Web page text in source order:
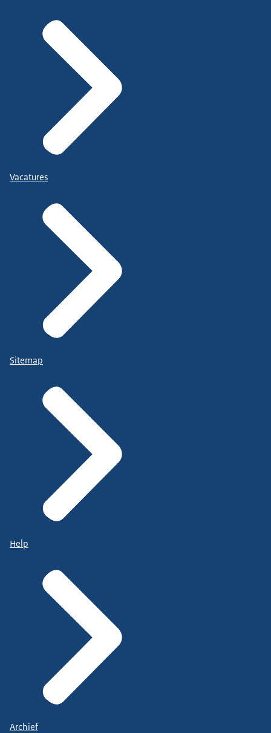
Vacatures
Sitemap
Help
Archief